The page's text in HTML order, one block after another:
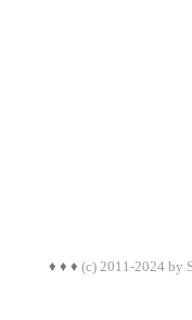
♦ ♦ ♦ (c) 2011-2024 by